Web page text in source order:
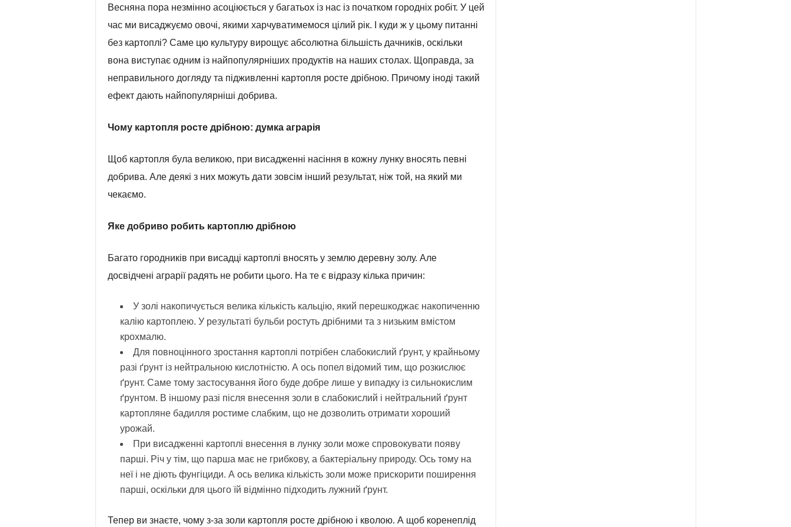
Весняна пора незмінно асоціюється у багатьох із нас із початком городніх робіт. У цей
час ми висаджуємо овочі, якими харчуватимемося цілий рік. І куди ж у цьому питанні
без картоплі? Саме цю культуру вирощує абсолютна більшість дачників, оскільки
вона виступає одним із найпопулярніших продуктів на наших столах. Щоправда, за
неправильного догляду та підживленні картопля росте дрібною. Причому іноді такий
ефект дають найпопулярніші добрива.
Чому картопля росте дрібною: думка аграрія
Щоб картопля була великою, при висадженні насіння в кожну лунку вносять певні
добрива. Але деякі з них можуть дати зовсім інший результат, ніж той, на який ми
чекаємо.
Яке добриво робить картоплю дрібною
Багато городників при висадці картоплі вносять у землю деревну золу. Але
досвідчені аграрії радять не робити цього. На те є відразу кілька причин:
У золі накопичується велика кількість кальцію, який перешкоджає накопиченню
калію картоплею. У результаті бульби ростуть дрібними та з низьким вмістом
крохмалю.
Для повноцінного зростання картоплі потрібен слабокислий ґрунт, у крайньому
разі ґрунт із нейтральною кислотністю. А ось попел відомий тим, що розкислює
ґрунт. Саме тому застосування його буде добре лише у випадку із сильнокислим
ґрунтом. В іншому разі після внесення золи в слабокислий і нейтральний ґрунт
картопляне бадилля ростиме слабким, що не дозволить отримати хороший
урожай.
При висадженні картоплі внесення в лунку золи може спровокувати появу
парші. Річ у тім, що парша має не грибкову, а бактеріальну природу. Ось тому на
неї і не діють фунгіциди. А ось велика кількість золи може прискорити поширення
парші, оскільки для цього їй відмінно підходить лужний ґрунт.
Тепер ви знаєте, чому з-за золи картопля росте дрібною і кволою. А щоб коренеплід